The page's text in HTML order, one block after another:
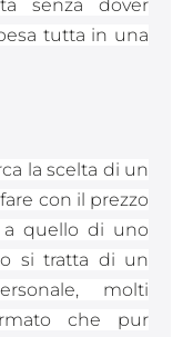
senza dover
tutta in una
la scelta di un
con il prezzo
quello di uno
si tratta di un
molti
che pur